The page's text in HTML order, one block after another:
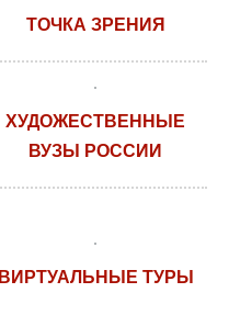
ТОЧКА ЗРЕНИЯ
ХУДОЖЕСТВЕННЫЕ
ВУЗЫ РОССИИ
ВИРТУАЛЬНЫЕ ТУРЫ